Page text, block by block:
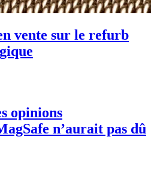
vente sur le refurb
opinions
n’aurait pas dû